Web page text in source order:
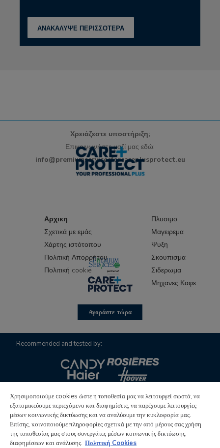
ΑΝΑΚΑΛΥΨΕ ΠΕΡΙΣΣΟΤΕΡΑ
Χρειάζεστε υποστήριξη;
Επικοινωνήστε μαζί μας εδώ:
info@premiumservicesforcareplusprotect.eu
Αρχικη
Σχετικά με εμάς
Χάρτης ιστότοπου
Πολιτική Απορρήτου
Πολιτική cookie
Πλυσιμο
Μαγειρεμα
Ψυξη
Σκουπισμα
Σιδερωμα
Μηχανες Καφε
Αγοράστε τώρα
Recommended and tested by:
Candy Hoover Group S.r.l. με μοναδικό μέτοχο, εταιρεία με
δραστηριότητες διαχείρισης και συντονισμού της Candy SpA,
Χρησιμοποιούμε cookies ώστε η τοποθεσία μας να λειτουργεί σωστά, να
εξατομικεύουμε περιεχόμενο και διαφημίσεις, να παρέχουμε λειτουργίες
μέσων κοινωνικής δικτύωσης και να αναλύουμε την κυκλοφορία μας.
Επίσης, κοινοποιούμε πληροφορίες σχετικά με την από μέρους σας χρήση
της τοποθεσίας μας στους συνεργάτες μέσων κοινωνικής δικτύωσης,
διαφημίσεων και ανάλυσης. Πολιτική Cookies